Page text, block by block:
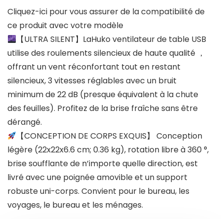
Cliquez-ici pour vous assurer de la compatibilité de
ce produit avec votre modèle
【ULTRA SILENT】LaHuko ventilateur de table USB
utilise des roulements silencieux de haute qualité ，
offrant un vent réconfortant tout en restant
silencieux, 3 vitesses réglables avec un bruit
minimum de 22 dB (presque équivalent à la chute
des feuilles). Profitez de la brise fraîche sans être
dérangé.
【CONCEPTION DE CORPS EXQUIS】 Conception
légère (22x22x6.6 cm; 0.36 kg), rotation libre à 360 °,
brise soufflante de n’importe quelle direction, est
livré avec une poignée amovible et un support
robuste uni-corps. Convient pour le bureau, les
voyages, le bureau et les ménages.